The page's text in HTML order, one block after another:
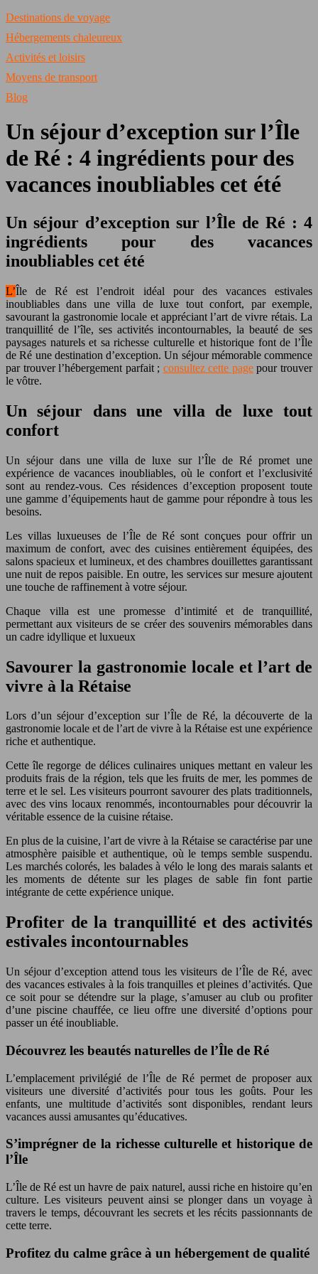
Destinations de voyage
Hébergements chaleureux
Activités et loisirs
Moyens de transport
Blog
Un séjour d’exception sur l’Île
de Ré : 4 ingrédients pour des
vacances inoubliables cet été
Un séjour d’exception sur l’Île de Ré : 4
ingrédients pour des vacances
inoubliables cet été
L’Île de Ré est l’endroit idéal pour des vacances estivales
inoubliables dans une villa de luxe tout confort, par exemple,
savourant la gastronomie locale et appréciant l’art de vivre rétais. La
tranquillité de l’île, ses activités incontournables, la beauté de ses
paysages naturels et sa richesse culturelle et historique font de l’Île
de Ré une destination d’exception. Un séjour mémorable commence
par trouver l’hébergement parfait ; consultez cette pagepour trouver
le vôtre.
Un séjour dans une villa de luxe tout
confort
Un séjour dans une villa de luxe sur l’Île de Ré promet une
expérience de vacances inoubliables, où le confort et l’exclusivité
sont au rendez-vous. Ces résidences d’exception proposent toute
une gamme d’équipements haut de gamme pour répondre à tous les
besoins.
Les villas luxueuses de l’Île de Ré sont conçues pour offrir un
maximum de confort, avec des cuisines entièrement équipées, des
salons spacieux et lumineux, et des chambres douillettes garantissant
une nuit de repos paisible. En outre, les services sur mesure ajoutent
une touche de raffinement à votre séjour.
Chaque villa est une promesse d’intimité et de tranquillité,
permettant aux visiteurs de se créer des souvenirs mémorables dans
un cadre idyllique et luxueux
Savourer la gastronomie locale et l’art de
vivre à la Rétaise
Lors d’un séjour d’exception sur l’Île de Ré, la découverte de la
gastronomie locale et de l’art de vivre à la Rétaise est une expérience
riche et authentique.
Cette île regorge de délices culinaires uniques mettant en valeur les
produits frais de la région, tels que les fruits de mer, les pommes de
terre et le sel. Les visiteurs pourront savourer des plats traditionnels,
avec des vins locaux renommés, incontournables pour découvrir la
véritable essence de la cuisine rétaise.
En plus de la cuisine, l’art de vivre à la Rétaise se caractérise par une
atmosphère paisible et authentique, où le temps semble suspendu.
Les marchés colorés, les balades à vélo le long des marais salants et
les moments de détente sur les plages de sable fin font partie
intégrante de cette expérience unique.
Profiter de la tranquillité et des activités
estivales incontournables
Un séjour d’exception attend tous les visiteurs de l’Île de Ré, avec
des vacances estivales à la fois tranquilles et pleines d’activités. Que
ce soit pour se détendre sur la plage, s’amuser au club ou profiter
d’une piscine chauffée, ce lieu offre une diversité d’options pour
passer un été inoubliable.
Découvrez les beautés naturelles de l’Île de Ré
L’emplacement privilégié de l’Île de Ré permet de proposer aux
visiteurs une diversité d’activités pour tous les goûts. Pour les
enfants, une multitude d’activités sont disponibles, rendant leurs
vacances aussi amusantes qu’éducatives.
S’imprégner de la richesse culturelle et historique de
l’Île
L’Île de Ré est un havre de paix naturel, aussi riche en histoire qu’en
culture. Les visiteurs peuvent ainsi se plonger dans un voyage à
travers le temps, découvrant les secrets et les récits passionnants de
cette terre.
Profitez du calme grâce à un hébergement de qualité